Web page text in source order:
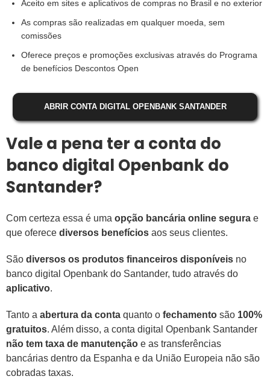
Aceito em sites e aplicativos de compras no Brasil e no exterior
As compras são realizadas em qualquer moeda, sem
comissões
Oferece preços e promoções exclusivas através do Programa
de benefícios Descontos Open
ABRIR CONTA DIGITAL OPENBANK SANTANDER
Vale a pena ter a conta do
banco digital Openbank do
Santander?
Com certeza essa é uma opção bancária online segura e
que oferece diversos benefícios aos seus clientes.
São diversos os produtos financeiros disponíveis no
banco digital Openbank do Santander, tudo através do
aplicativo.
Tanto a abertura da conta quanto o fechamento são 100%
gratuitos. Além disso, a conta digital Openbank Santander
não tem taxa de manutenção e as transferências
bancárias dentro da Espanha e da União Europeia não são
cobradas taxas.